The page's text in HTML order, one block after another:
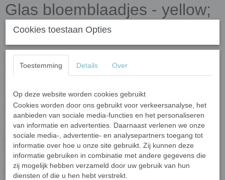
Glas bloemblaadjes - yellow;
50 gram
Voeg een vleugje schoonheid en creativiteit toe aan je
mozaïekprojecten met onze prachtige glas bloemblaadjes! Deze
begint.
Onze glas bloemblaadjes zijn verkrijgbaar in een scala aan
levendige kleuren en betoverende vormen, waardoor je eindeloze
mogelijkheden hebt om je creativiteit de vrije loop te laten. Van
delicate pasteltinten tot krachtige, felle kleuren, er is altijd een kleur
die perfect aansluit bij jouw ontwerp.
Afmetingen en aantallen
Cookies toestaan Opties
Toestemming Details Over
Op deze website worden cookies gebruikt
Cookies worden door ons gebruikt voor verkeersanalyse, het
aanbieden van sociale media-functies en het personaliseren
van informatie en advertenties. Daarnaast verlenen we onze
sociale media-, advertentie- en analysepartners toegang tot
informatie over hoe u onze site gebruikt. Zij kunnen deze
informatie gebruiken in combinatie met andere gegevens die
zij mogelijk hebben verzameld door uw gebruik van hun
diensten of die u hen hebt verstrekt.